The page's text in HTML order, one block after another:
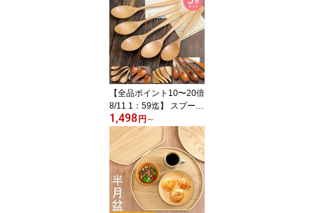
ウッド ナチュラル ボウ
ル 単品 訳あり 味噌汁 ス
ープ お家 カフェ 北欧 イ
ンスタ映え おしゃれ ボ
ール 木のお椀 食器 和風
洋風 雑貨 モダン oshige
【全品ポイント10〜20倍
8/11 1：59迄】 スプーン
木製 食洗機対応 ナノテ
ックコーティング スプー
ン 5本セット ナチュラル
白木 おしゃれ かわいい
和風 和食器 洋食器 洋風
北欧 カフェ カトラリー
雑貨 家族 ファミリー 暮
らし カフェ風 食器
1,498 円 ～